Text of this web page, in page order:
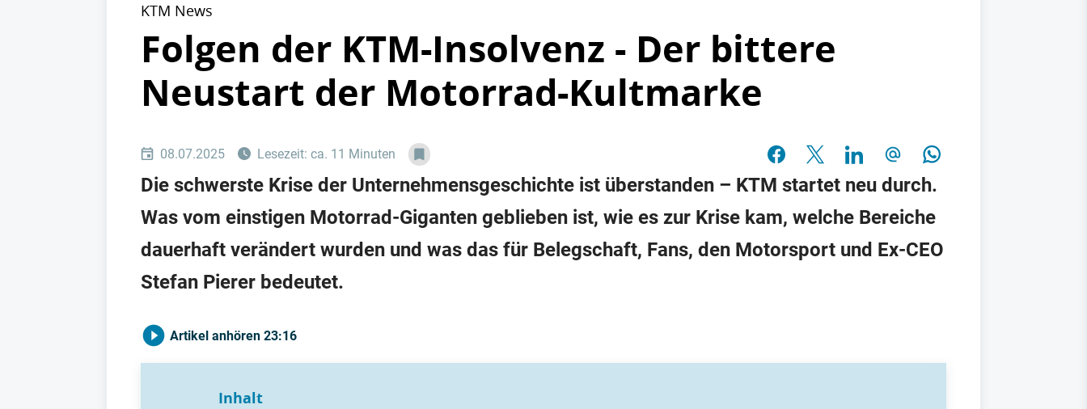
KTM News
Folgen der KTM-Insolvenz - Der bittere
Neustart der Motorrad-Kultmarke
08.07.2025 Lesezeit: ca. 11 Minuten
Die schwerste Krise der Unternehmensgeschichte ist überstanden – KTM startet neu durch.
Was vom einstigen Motorrad-Giganten geblieben ist, wie es zur Krise kam, welche Bereiche
dauerhaft verändert wurden und was das für Belegschaft, Fans, den Motorsport und Ex-CEO
Stefan Pierer bedeutet.
Artikel anhören 23:16
Inhalt